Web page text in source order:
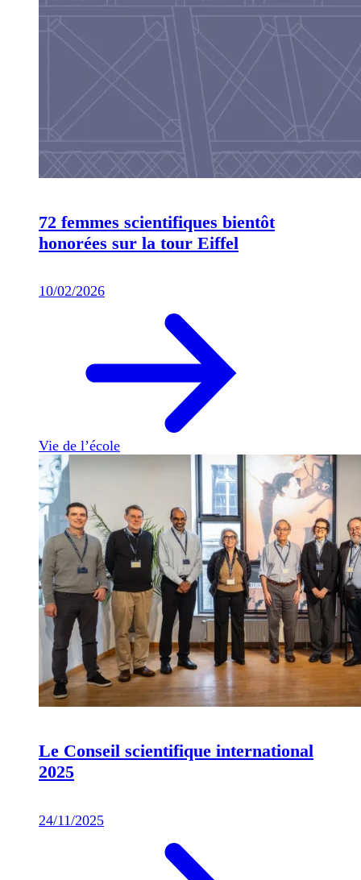
72 femmes scientifiques bientôt
honorées sur la tour Eiffel
10/02/2026
Vie de l’école
Le Conseil scientifique international
2025
24/11/2025